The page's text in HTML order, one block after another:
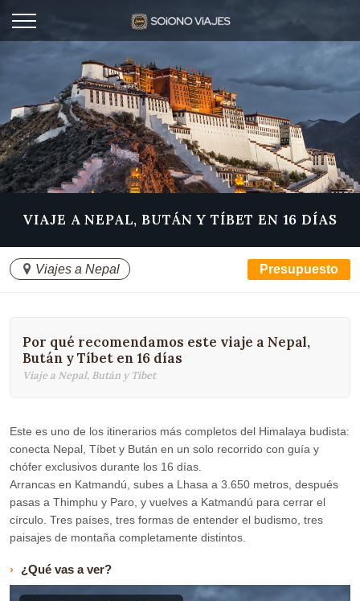
VIAJE A NEPAL, BUTÁN Y TÍBET EN 16 DÍAS
Viajes a Nepal Presupuesto
Por qué recomendamos este viaje a Nepal,
Bután y Tíbet en 16 días
Viaje a Nepal, Bután y Tíbet
Este es uno de los itinerarios más completos del Himalaya budista:
conecta Nepal, Tíbet y Bután en un solo recorrido con guía y
chófer exclusivos durante los 16 días.
Arrancas en Katmandú, subes a Lhasa a 3.650 metros, después
pasas a Thimphu y Paro, y vuelves a Katmandú para cerrar el
círculo. Tres países, tres formas de entender el budismo, tres
paisajes de montaña completamente distintos.
¿Qué vas a ver?